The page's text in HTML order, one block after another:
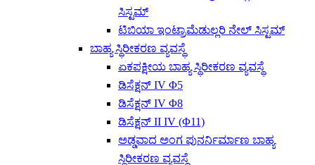
ಸಿಸ್ಟಮ್
ಟಿಬಿಯಾ ಇಂಟ್ರಾಮೆಡುಲ್ಲರಿ ನೇಲ್ ಸಿಸ್ಟಮ್
ಬಾಹ್ಯ ಸ್ಥಿರೀಕರಣ ವ್ಯವಸ್ಥೆ
ಏಕಪಕ್ಷೀಯ ಬಾಹ್ಯ ಸ್ಥಿರೀಕರಣ ವ್ಯವಸ್ಥೆ
ಡಿಸೆಕ್ಷನ್ IV Φ5
ಡಿಸೆಕ್ಷನ್ IV Φ8
ಡಿಸೆಕ್ಷನ್ II ​​IV (Φ11)
ಅಡ್ಡವಾದ ಅಂಗ ಪುನರ್ನಿರ್ಮಾಣ ಬಾಹ್ಯ
ಸ್ಥಿರೀಕರಣ ವ್ಯವಸ್ಥೆ